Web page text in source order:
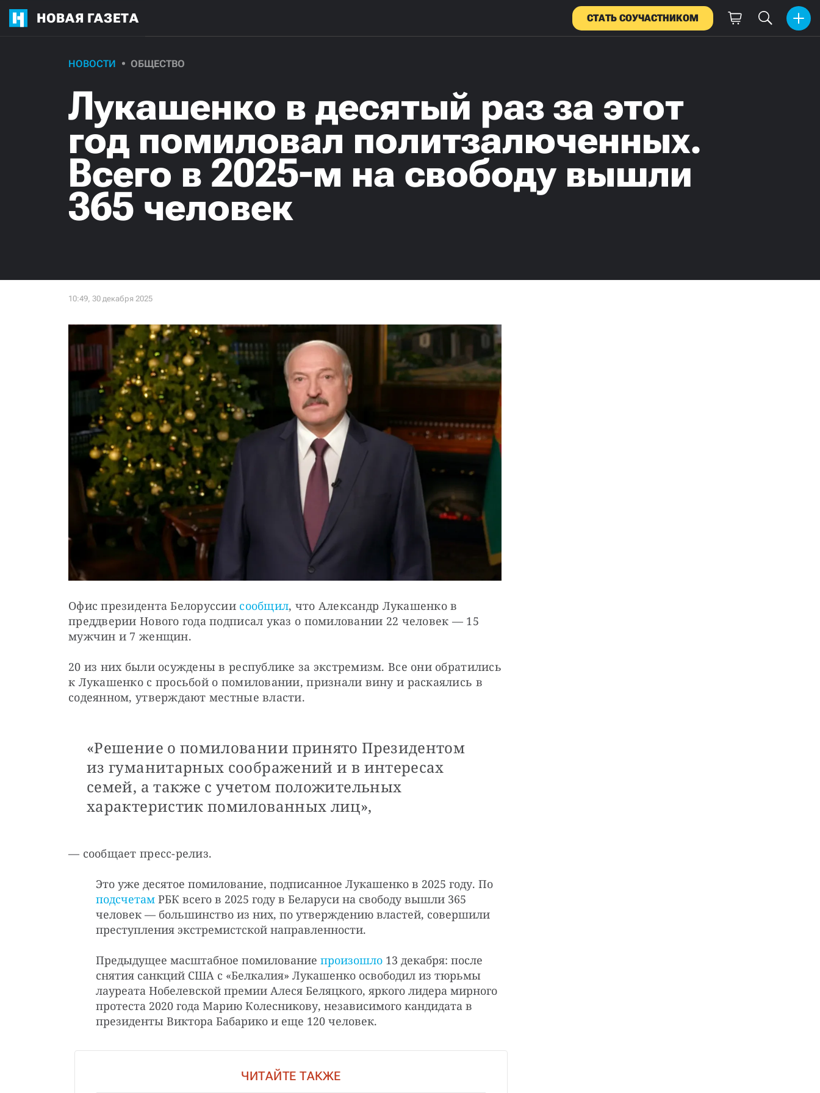
НОВАЯ ГАЗЕТА СТАТЬ СОУЧАСТНИКОМ
НОВОСТИ ОБЩЕСТВО
Лукашенко в десятый раз за этот
год помиловал политзалюченных.
Всего в 2025-м на свободу вышли
365 человек
Офис президента Белоруссии сообщил, что Александр Лукашенко в
преддверии Нового года подписал указ о помиловании 22 человек — 15
мужчин и 7 женщин.
20 из них были осуждены в республике за экстремизм. Все они обратились
к Лукашенко с просьбой о помиловании, признали вину и раскаялись в
содеянном, утверждают местные власти.
«Решение о помиловании принято Президентом
из гуманитарных соображений и в интересах
семей, а также с учетом положительных
характеристик помилованных лиц»,
— сообщает пресс-релиз.
Это уже десятое помилование, подписанное Лукашенко в 2025 году. По
подсчетам РБК всего в 2025 году в Беларуси на свободу вышли 365
человек — большинство из них, по утверждению властей, совершили
преступления экстремистской направленности.
Предыдущее масштабное помилование произошло 13 декабря: после
снятия санкций США с «Белкалия» Лукашенко освободил из тюрьмы
лауреата Нобелевской премии Алеся Беляцкого, яркого лидера мирного
протеста 2020 года Марию Колесникову, независимого кандидата в
президенты Виктора Бабарико и еще 120 человек.
ЧИТАЙТЕ ТАКЖЕ